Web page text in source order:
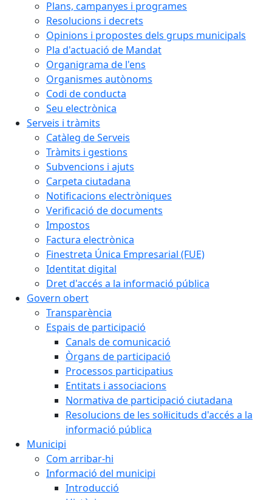
Plans, campanyes i programes
Resolucions i decrets
Opinions i propostes dels grups municipals
Pla d'actuació de Mandat
Organigrama de l'ens
Organismes autònoms
Codi de conducta
Seu electrònica
Serveis i tràmits
Catàleg de Serveis
Tràmits i gestions
Subvencions i ajuts
Carpeta ciutadana
Notificacions electròniques
Verificació de documents
Impostos
Factura electrònica
Finestreta Única Empresarial (FUE)
Identitat digital
Dret d'accés a la informació pública
Govern obert
Transparència
Espais de participació
Canals de comunicació
Òrgans de participació
Processos participatius
Entitats i associacions
Normativa de participació ciutadana
Resolucions de les sol·licituds d'accés a la
informació pública
Municipi
Com arribar-hi
Informació del municipi
Introducció